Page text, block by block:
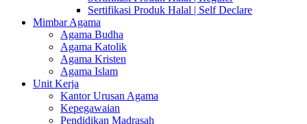
Sertifikasi Produk Halal | Self Declare
Mimbar Agama
Agama Budha
Agama Katolik
Agama Kristen
Agama Islam
Unit Kerja
Kantor Urusan Agama
Kepegawaian
Pendidikan Madrasah